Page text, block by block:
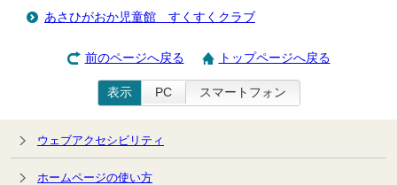
あさひがおか児童館 すくすくクラブ
前のページへ戻る トップページへ戻る
表示 PC スマートフォン
ウェブアクセシビリティ
ホームページの使い方